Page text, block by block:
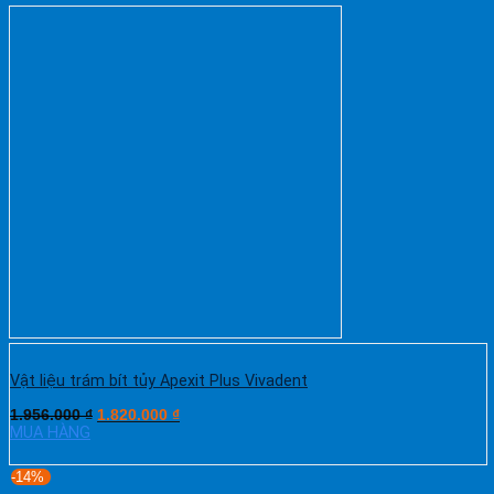
Vật liệu trám bít tủy Apexit Plus Vivadent
1.956.000₫ 1.820.000 ₫
MUA HÀNG
-14%